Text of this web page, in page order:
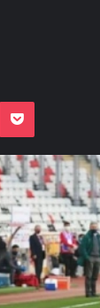
Pocket